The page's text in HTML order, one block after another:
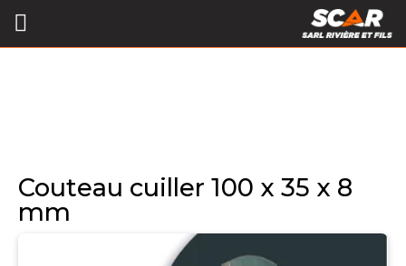
Couteau cuiller 100 x 35 x 8
mm